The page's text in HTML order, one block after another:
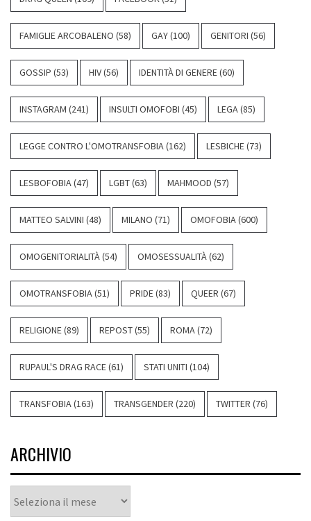
FAMIGLIE ARCOBALENO (58) GAY(100) GENITORI (56)
GOSSIP (53) HIV(56) IDENTITÀ DI GENERE(60)
INSTAGRAM (241) INSULTI OMOFOBI (45) LEGA(85)
LEGGE CONTRO L'OMOTRANSFOBIA(162) LESBICHE(73)
LESBOFOBIA(47) LGBT(63) MAHMOOD (57)
MATTEO SALVINI (48) MILANO (71) OMOFOBIA(600)
OMOGENITORIALITÀ(54) OMOSESSUALITÀ(62)
OMOTRANSFOBIA(51) PRIDE(83) QUEER (67)
RELIGIONE(89) REPOST(55) ROMA(72)
RUPAUL'S DRAG RACE(61) STATI UNITI (104)
TRANSFOBIA(163) TRANSGENDER (220) TWITTER (76)
ARCHIVIO